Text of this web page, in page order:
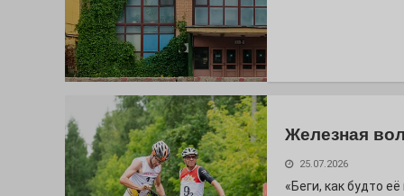
Железная
25.07.2026
«Беги, как будто